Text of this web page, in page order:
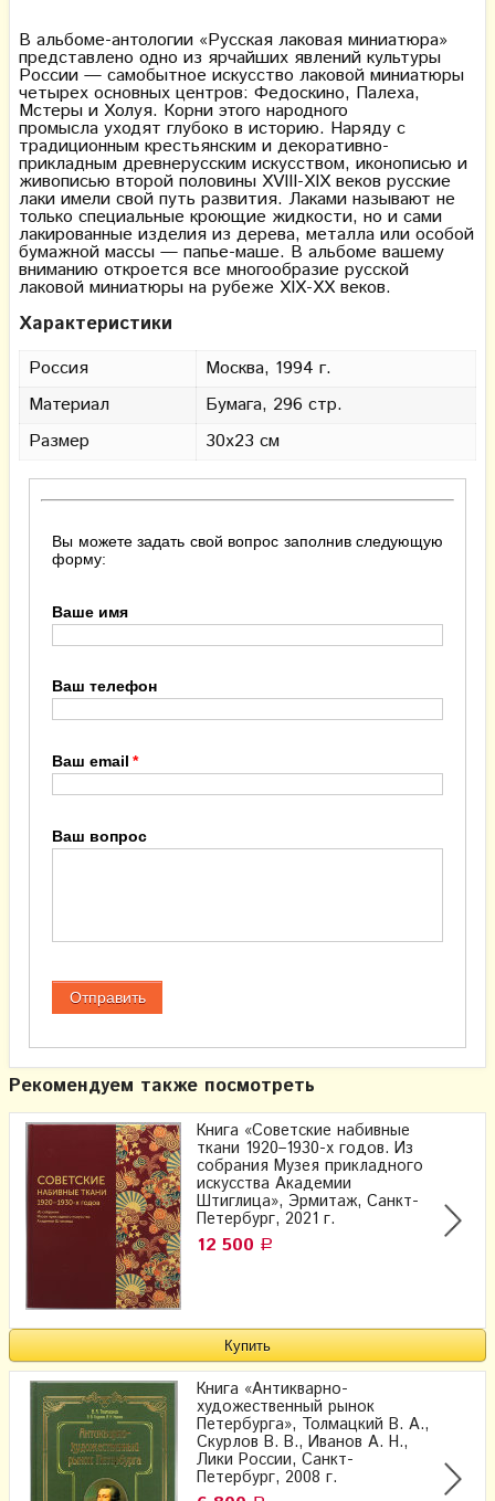
В альбоме-антологии «Русская лаковая миниатюра»
представлено одно из ярчайших явлений культуры
России — самобытное искусство лаковой миниатюры
четырех основных центров: Федоскино, Палеха,
Мстеры и Холуя. Корни этого народного
промысла уходят глубоко в историю. Наряду с
традиционным крестьянским и декоративно-
прикладным древнерусским искусством, иконописью и
живописью второй половины ХVІІІ-ХІХ веков русские
лаки имели свой путь развития. Лаками называют не
только специальные кроющие жидкости, но и сами
лакированные изделия из дерева, металла или особой
бумажной массы — папье-маше. В альбоме вашему
вниманию откроется все многообразие русской
лаковой миниатюры на рубеже ХІХ-ХХ веков.
Характеристики
Россия
Москва, 1994 г.
Материал
Бумага, 296 стр.
Размер
30х23 см
Вы можете задать свой вопрос заполнив следующую
форму:
Ваше имя
Ваш телефон
Ваш email
Ваш вопрос
Рекомендуем также посмотреть
Книга «Советские набивные
ткани 1920–1930-х годов. Из
собрания Музея прикладного
искусства Академии
Штиглица», Эрмитаж, Санкт-
Петербург, 2021 г.
12 500 Р
Книга «Антикварно-
художественный рынок
Петербурга», Толмацкий В. А.,
Скурлов В. В., Иванов А. Н.,
Лики России, Санкт-
Петербург, 2008 г.